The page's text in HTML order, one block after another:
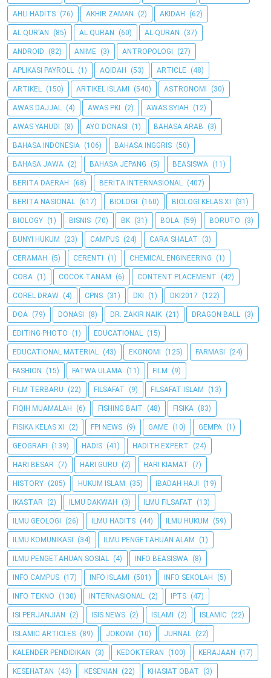
AHLI HADITS (76) AKHIR ZAMAN (2) AKIDAH (62)
AL QUR'AN (85) AL QURAN (60) AL-QURAN (37)
ANDROID (82) ANIME (3) ANTROPOLOGI (27)
APLIKASI PAYROLL (1) AQIDAH (53) ARTICLE (48)
ARTIKEL (150) ARTIKEL ISLAMI (540) ASTRONOMI (30)
AWAS DAJJAL (4) AWAS PKI (2) AWAS SYIAH (12)
AWAS YAHUDI (8) AYO DONASI (1) BAHASA ARAB (3)
BAHASA INDONESIA (106) BAHASA INGGRIS (50)
BAHASA JAWA (2) BAHASA JEPANG (5) BEASISWA (11)
BERITA DAERAH (68) BERITA INTERNASIONAL (407)
BERITA NASIONAL (617) BIOLOGI (160) BIOLOGI KELAS XI (31)
BIOLOGY (1) BISNIS (70) BK (31) BOLA (59) BORUTO (3)
BUNYI HUKUM (23) CAMPUS (24) CARA SHALAT (3)
CERAMAH (5) CERENTI (1) CHEMICAL ENGINEERING (1)
COBA (1) COCOK TANAM (6) CONTENT PLACEMENT (42)
COREL DRAW (4) CPNS (31) DKI (1) DKI2017 (122)
DOA (79) DONASI (8) DR. ZAKIR NAIK (21) DRAGON BALL (3)
EDITING PHOTO (1) EDUCATIONAL (15)
EDUCATIONAL MATERIAL (43) EKONOMI (125) FARMASI (24)
FASHION (15) FATWA ULAMA (11) FILM (9)
FILM TERBARU (22) FILSAFAT (9) FILSAFAT ISLAM (13)
FIQIH MUAMALAH (6) FISHING BAIT (48) FISIKA (83)
FISIKA KELAS XI (2) FPI NEWS (9) GAME (10) GEMPA (1)
GEOGRAFI (139) HADIS (41) HADITH EXPERT (24)
HARI BESAR (7) HARI GURU (2) HARI KIAMAT (7)
HISTORY (205) HUKUM ISLAM (35) IBADAH HAJI (19)
IKASTAR (2) ILMU DAKWAH (3) ILMU FILSAFAT (13)
ILMU GEOLOGI (26) ILMU HADITS (44) ILMU HUKUM (59)
ILMU KOMUNIKASI (34) ILMU PENGETAHUAN ALAM (1)
ILMU PENGETAHUAN SOSIAL (4) INFO BEASISWA (8)
INFO CAMPUS (17) INFO ISLAMI (501) INFO SEKOLAH (5)
INFO TEKNO (130) INTERNASIONAL (2) IPTS (47)
ISI PERJANJIAN (2) ISIS NEWS (2) ISLAMI (2) ISLAMIC (22)
ISLAMIC ARTICLES (89) JOKOWI (10) JURNAL (22)
KALENDER PENDIDIKAN (3) KEDOKTERAN (100) KERAJAAN (17)
KESEHATAN (43) KESENIAN (22) KHASIAT OBAT (3)